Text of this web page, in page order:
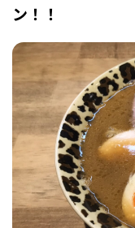
お酒
和食
デート・友達と
温泉
美容アイテム
フィットネス・や
せたい
スポーツ・アウト
ドア
インテリア
保険
趣味・スキルアッ
プ
リフォーム・リノ
ベーション
ン！！